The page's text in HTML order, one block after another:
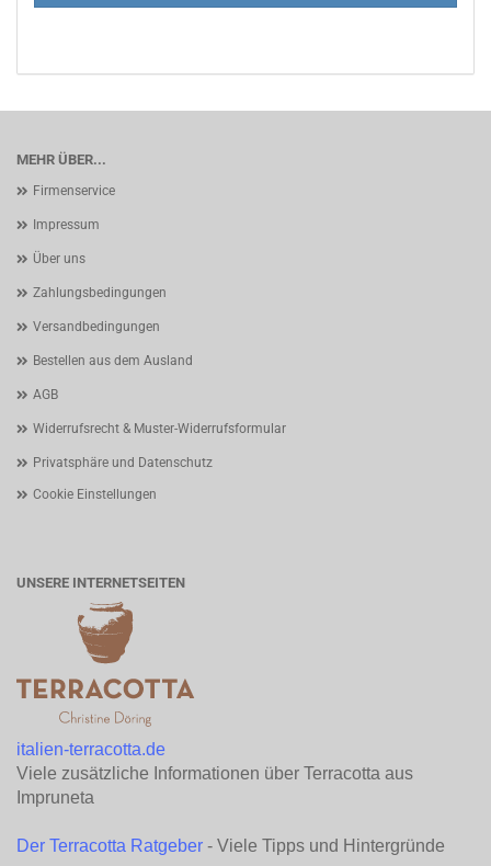
MEHR ÜBER...
Firmenservice
Impressum
Über uns
Zahlungsbedingungen
Versandbedingungen
Bestellen aus dem Ausland
AGB
Widerrufsrecht & Muster-Widerrufsformular
Privatsphäre und Datenschutz
Cookie Einstellungen
UNSERE INTERNETSEITEN
italien-terracotta.de
Viele zusätzliche Informationen über Terracotta aus
Impruneta
Der Terracotta Ratgeber - Viele Tipps und Hintergründe